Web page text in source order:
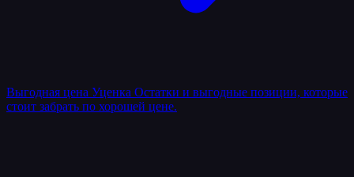
Выгодная цена Уценка Остатки и выгодные позиции, которые
стоит забрать по хорошей цене.